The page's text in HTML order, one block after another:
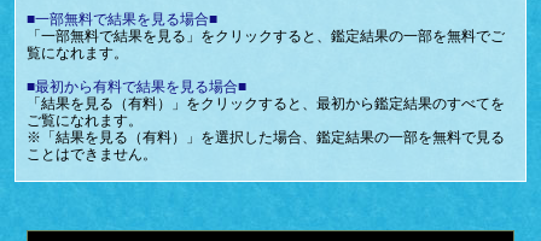
■一部無料で結果を見る場合■
「一部無料で結果を見る」をクリックすると、鑑定結果の一部を無料でご
覧になれます。
■最初から有料で結果を見る場合■
「結果を見る（有料）」をクリックすると、最初から鑑定結果のすべてを
ご覧になれます。
※「結果を見る（有料）」を選択した場合、鑑定結果の一部を無料で見る
ことはできません。